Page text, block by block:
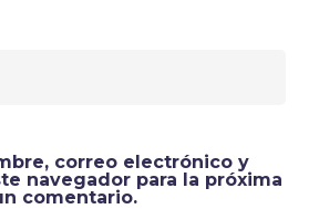
correo electrónico y
navegador para la próxima
comentario.